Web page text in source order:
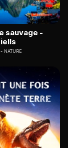
sauvage -
NATURE